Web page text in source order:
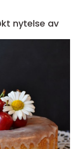
nytelse av